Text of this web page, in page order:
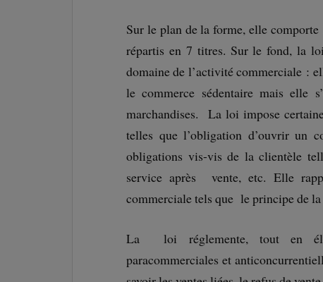
Sur le plan de la forme, elle
répartis en 7 titres. Sur le fond, la
domaine de l’activité commerciale :
le commerce sédentaire mais elle
marchandises. La loi impose
telles que l’obligation d’ouvrir un
obligations vis-vis de la clientèle
service après vente, etc. Elle
commerciale tels que le principe de
La loi réglemente, tout en
paracommerciales et